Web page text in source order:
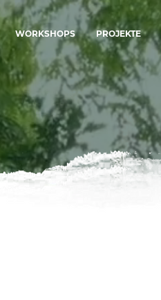
WORKSHOPS PROJEKTE